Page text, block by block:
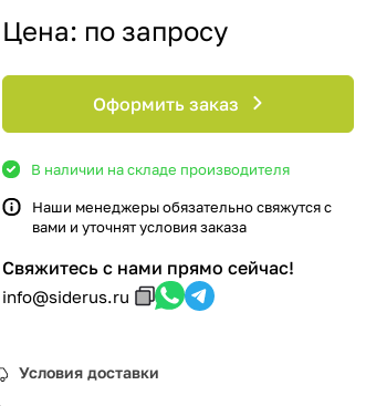
Цена: по запросу
Оформить заказ
В наличии на складе производителя
Наши менеджеры обязательно свяжутся с
вами и уточнят условия заказа
Свяжитесь с нами прямо сейчас!
info@siderus.ru
Условия доставки